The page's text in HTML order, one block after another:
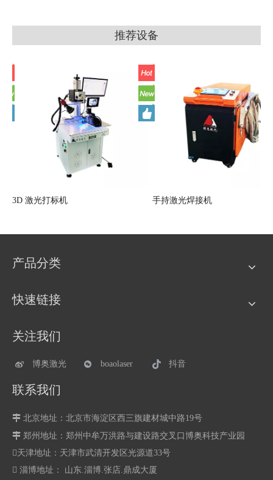
推荐设备
3D 激光打标机 手持激光焊接机
产品分类
快速链接
关注我们
博奥激光 boaolaser 抖音
联系我们
 北京地址：北京市海淀区西三旗建材城中路19号
 郑州地址： 郑州中牟万洪路与建设路交叉口博奥科技产业园
天津地址：天津市武清开发区光源道33号
 淄博地址： 山东.淄博.张店.鼎成大厦